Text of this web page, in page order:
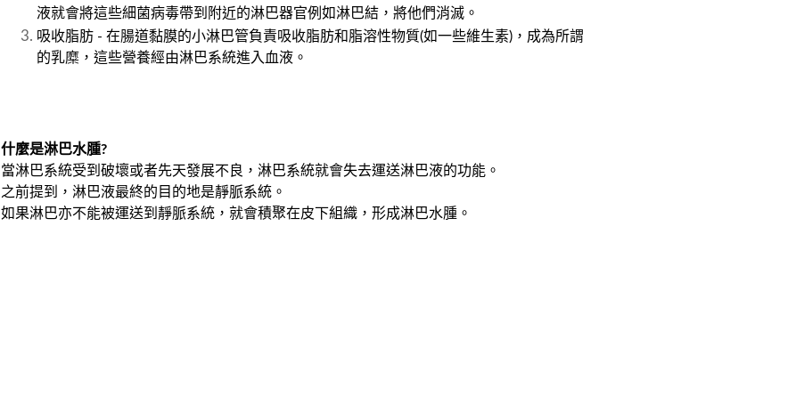
液就會將這些細菌病毒帶到附近的淋巴器官例如淋巴結，將他們消滅。
吸收脂肪 - 在腸道黏膜的小淋巴管負責吸收脂肪和脂溶性物質(如一些維生素)，成為所謂
的乳糜，這些營養經由淋巴系統進入血液。
什麼是淋巴水腫?
當淋巴系統受到破壞或者先天發展不良 ， 淋巴系統就會失去運送淋巴液的功能。
之前提到
， 淋巴液最終的目的地是靜脈系統。
如果淋巴亦不能被運送到靜脈系統 ， 就會積聚在皮下組織 ， 形成淋巴水腫。